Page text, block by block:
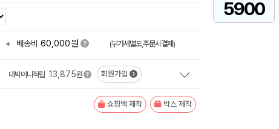
5900
+ 배송비 60,000원 (부가세별도,주문시결제)
대박머니적립 13,875원 회원가입
쇼핑백 제작 박스 제작